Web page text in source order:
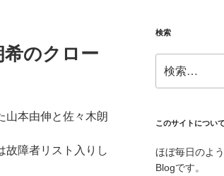
のクロー
山本由伸と佐々木朗
故障者リスト入りし
検索
索:
このサイトについ
ほぼ毎日のよ
Blogです。